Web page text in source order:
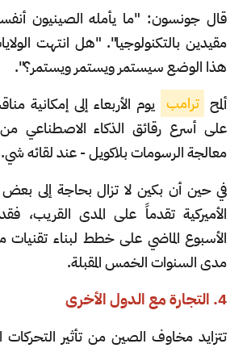
قال جونسون: "ما يأمله الصينيون
مقيدين بالتكنولوجيا". "هل انتهت
هذا الوضع سيستمر ويستمر ويستمر؟".
ألمح ترامب يوم الأربعاء إلى إمكانية
على أسرع رقائق الذكاء الاصطناعي
معالجة الرسومات بلاكويل - عند لقائه شي.
في حين أن بكين لا تزال بحاجة إلى بعض
الأميركية تقدماً على المدى القريب،
الأسبوع الماضي على خطط لبناء
مدى السنوات الخمس المقبلة.
4. التجارة مع الدول الأخرى
تتزايد مخاوف الصين من تأثير التحركات